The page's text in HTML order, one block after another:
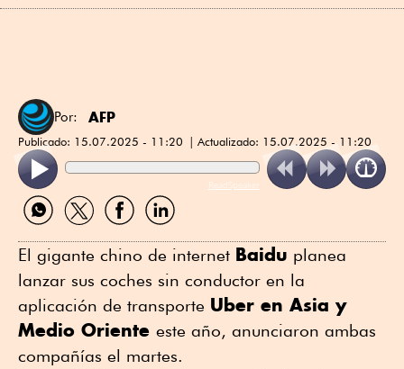
Por: AFP
Publicado: 15.07.2025 - 11:20 Actualizado: 15.07.2025 - 11:20
ReadSpeaker
Compartir
por
Compartir
por
Compartir
por
Compartir
por
El gigante chino de internet Baidu planea
lanzar sus coches sin conductor en la
aplicación de transporte Uber en Asia y
Medio Oriente este año, anunciaron ambas
compañías el martes.